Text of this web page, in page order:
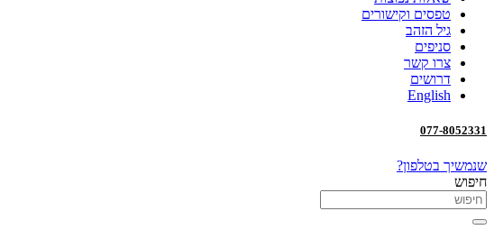
טפסים וקישורים
גיל הזהב
סניפים
צרו קשר
דרושים
English
077-8052331
שנמשיך בטלפון?
חיפוש